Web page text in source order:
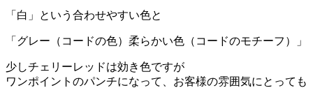
「白」という合わせやすい色と
「グレー（コードの色）柔らかい色（コードのモチーフ）」
少しチェリーレッドは効き色ですが
ワンポイントのパンチになって、お客様の雰囲気にとっても